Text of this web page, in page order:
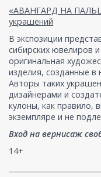
«АВАНГАРД НА
украшений
В экспозиции
сибирских ювелиров
оригинальная
изделия, созданные в
Авторы таких
дизайнерами и
кулоны, как правило,
экземпляре и не
Вход на вернисаж
14+